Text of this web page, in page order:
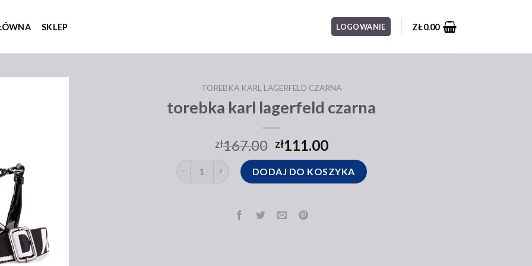
SKLEP LOGOWANIE ZŁ0.00
TOREBKA KARL LAGERFELD CZARNA
torebka karl lagerfeld czarna
zł167.00 zł111.00
ilość torebka karl lagerfeld czarna
DODAJ DO KOSZYKA